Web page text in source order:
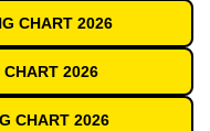
CHART 2026
2026
CHART 2026